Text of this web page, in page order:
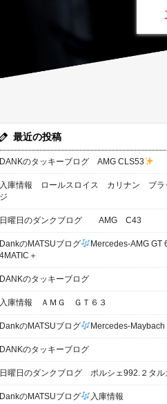
最近の投稿
DANKのタッキーブログ AMG CLS53
入庫情報 ロールスロイス カリナン ブラ
ジ
日曜日のダンクブログ AMG C43
DankのMATSUブログ
Mercedes-AMG GT
4MATIC＋
DANKのタッキーブログ
入庫情報 ＡＭＧ ＧＴ６３
DankのMATSUブログ Mercedes-Maybach
DANKのタッキーブログ
日曜日のダンクブログ ポルシェ992.２タル
DankのMATSUブログ 入庫情報